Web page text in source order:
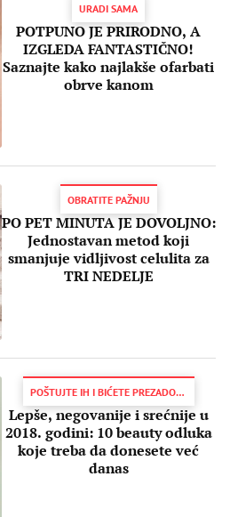
URADI SAMA
POTPUNO JE PRIRODNO, A
IZGLEDA FANTASTIČNO!
Saznajte kako najlakše ofarbati
obrve kanom
OBRATITE PAŽNJU
PO PET MINUTA JE DOVOLJNO:
Jednostavan metod koji
smanjuje vidljivost celulita za
TRI NEDELJE
POŠTUJTE IH I BIĆETE PREZADOVOLJNE REZULTATOM
Lepše, negovanije i srećnije u
2018. godini: 10 beauty odluka
koje treba da donesete već
danas